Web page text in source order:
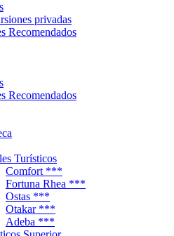
privadas
Recomendados
Recomendados
Turísticos
Comfort ***
Fortuna Rhea ***
Ostas ***
Otakar ***
Adeba ***